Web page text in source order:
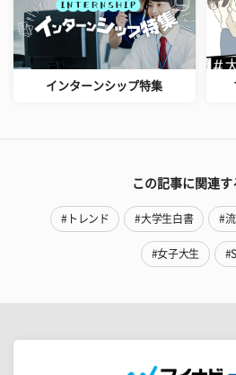
インターンシップ特集
この記事に関連す
#トレンド #大学生白書 #
#女子大生